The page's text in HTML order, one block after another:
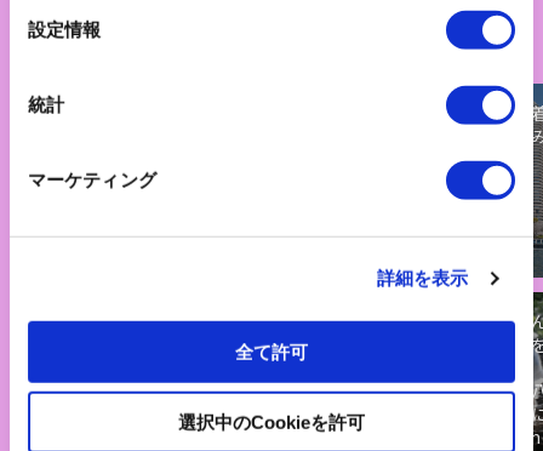
設定情報
統計
マーケティング
詳細を表示
全て許可
選択中のCookieを許可
東京のベイエリア
運行しています。
旭川・美瑛・十勝
な自然をみにいこ
日本の伝統文化で
あるお遍路さんを
体験してみません
か？
東京の船
探索して
お遍路さ
な回り方
四国八十
場めぐり